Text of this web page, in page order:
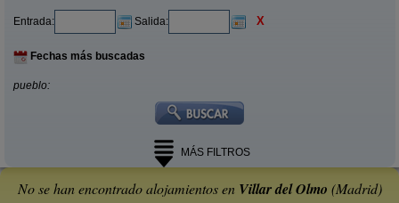
Entrada: Salida: X
Fechas más buscadas
pueblo:
MÁS FILTROS
No se han encontrado alojamientos en Villar del Olmo (Madrid)